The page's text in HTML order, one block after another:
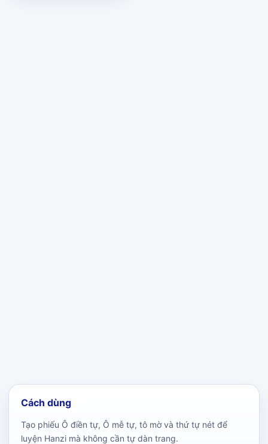
Cách dùng
Tạo phiếu Ô điền tự, Ô mễ tự, tô mờ và thứ tự nét để
luyện Hanzi mà không cần tự dàn trang.